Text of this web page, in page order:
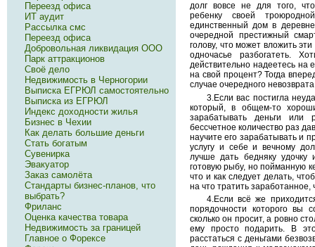
долг вовсе не для того,
ребенку своей
единственный дом в
очередной престижный
голову, что может вложить
одночасье разбогатеть.
действительно надеетесь на
на свой процент? Тогда
случае очередного
3.Если вас постигла
который, в общем-то
зарабатывать деньги или
бессчетное количество раз
научите его зарабатывать и
услугу и себе и вечному
лучше дать бедняку
готовую рыбу, но пойманную
что и как следует делать,
на что тратить заработанное,
4.Если всё же
порядочности которого вы
сколько он просит, а ровно
ему просто подарить. В
расстаться с деньгами
Переезд офиса
ИТ аудит
Рассылка смс
Переезд офиса
Добровольная ликвидация ООО
Парк аттракционов
Своё дело
Недвижимость в Черногории
Выписка ЕГРЮЛ самостоятельно
Выписка из ЕГРЮЛ
Индекс доходности жилья
Бизнес в Чехии
Как делать большие деньги
Стать богатым
Сувенирка
Эвакуатор
Заказ самолёта
Стандарты бизнес-планов, что
выбрать?
Фриланс
Оценка качества товара
Недвижимость за границей
Главное о Форексе